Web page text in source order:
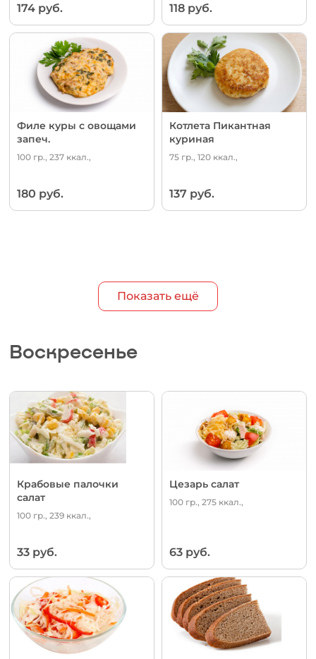
174 руб. 118 руб.
Филе куры с овощами
запеч.
100 гр., 237 ккал.,
180 руб.
Котлета Пикантная
куриная
75 гр., 120 ккал.,
137 руб.
Показать ещё
Воскресенье
Крабовые палочки
салат
100 гр., 239 ккал.,
33 руб.
Цезарь салат
100 гр., 275 ккал.,
63 руб.